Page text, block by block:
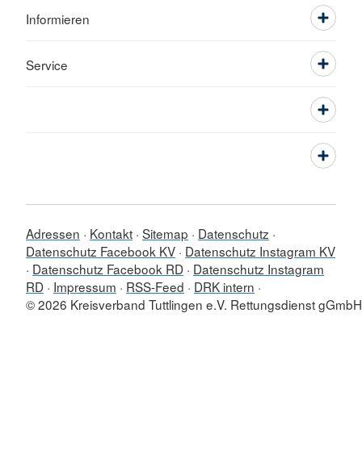
Informieren
Service
Adressen Kontakt Sitemap
Datenschutz
Datenschutz Facebook KV Datenschutz Instagram KV
Datenschutz Facebook RD Datenschutz Instagram
RD Impressum RSS-Feed
DRK intern
© 2026 Kreisverband Tuttlingen e.V. Rettungsdienst gGmbH